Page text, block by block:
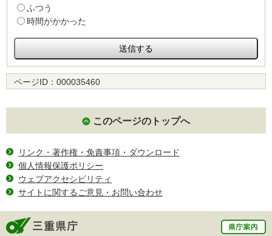
ふつう
時間がかかった
ページID： 000035460
このページのトップへ
リンク・著作権・免責事項・ダウンロード
個人情報保護ポリシー
ウェブアクセシビリティ
サイトに関するご意見・お問い合わせ